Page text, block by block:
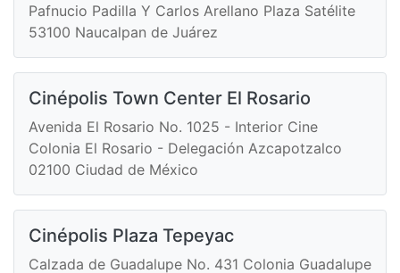
Pafnucio Padilla Y Carlos Arellano Plaza Satélite
53100 Naucalpan de Juárez
Cinépolis Town Center El Rosario
Avenida El Rosario No. 1025 - Interior Cine
Colonia El Rosario - Delegación Azcapotzalco
02100 Ciudad de México
Cinépolis Plaza Tepeyac
Calzada de Guadalupe No. 431 Colonia Guadalupe